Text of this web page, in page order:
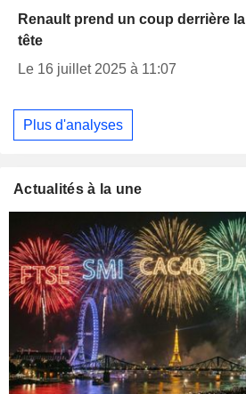
Renault prend un coup derrière la
tête
Le 16 juillet 2025 à 11:07
Plus d'analyses
Actualités à la une